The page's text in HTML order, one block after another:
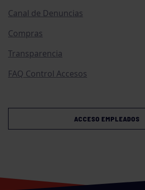
Canal de Denuncias
Compras
Transparencia
FAQ Control Accesos
ACCESO EMPLEADOS